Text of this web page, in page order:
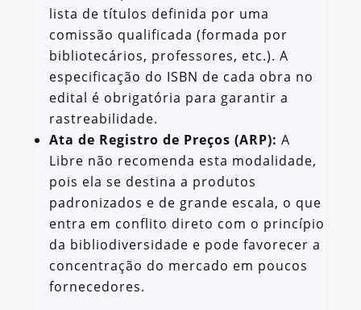
lista de títulos definida por uma
comissão qualificada (formada por
bibliotecários, professores, etc.). A
especificação do ISBN de cada obra no
edital é obrigatória para garantir a
rastreabilidade.
Ata de Registro de Preços (ARP): A
Libre não recomenda esta modalidade,
pois ela se destina a produtos
padronizados e de grande escala, o que
entra em conflito direto com o princípio
da bibliodiversidade e pode favorecer a
concentração do mercado em poucos
fornecedores.